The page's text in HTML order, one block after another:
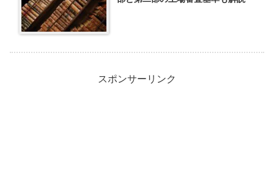
スポンサーリンク